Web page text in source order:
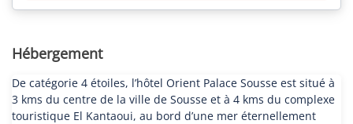
Hébergement
De catégorie 4 étoiles, l’hôtel Orient Palace Sousse est situé à
3 kms du centre de la ville de Sousse et à 4 kms du complexe
touristique El Kantaoui, au bord d’une mer éternellement